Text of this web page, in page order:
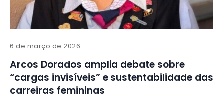
6 de março de 2026
Arcos Dorados amplia debate sobre
“cargas invisíveis” e sustentabilidade das
carreiras femininas